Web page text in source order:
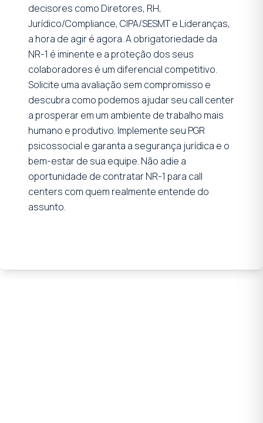
decisores como Diretores, RH,
Jurídico/Compliance, CIPA/SESMT e Lideranças,
a hora de agir é agora. A obrigatoriedade da
NR-1 é iminente e a proteção dos seus
colaboradores é um diferencial competitivo.
Solicite uma avaliação sem compromisso e
descubra como podemos ajudar seu call center
a prosperar em um ambiente de trabalho mais
humano e produtivo. Implemente seu PGR
psicossocial e garanta a segurança jurídica e o
bem-estar de sua equipe. Não adie a
oportunidade de contratar NR-1 para call
centers com quem realmente entende do
assunto.